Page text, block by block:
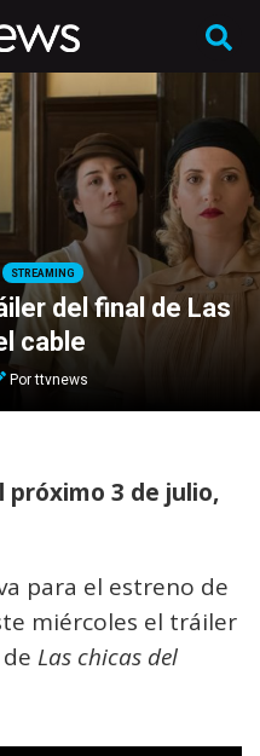
STREAMING
del final de Las
cable
Porttvnews
próximo 3 de julio,
para el estreno de
miércoles el tráiler
Las chicas del